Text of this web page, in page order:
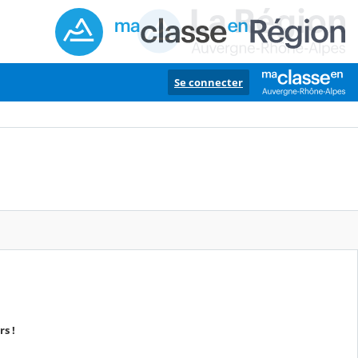
Se connecter
!